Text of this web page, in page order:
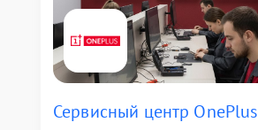
Сервисный центр OnePlus